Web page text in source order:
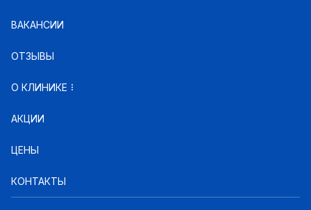
ВАКАНСИИ
ОТЗЫВЫ
О КЛИНИКЕ
АКЦИИ
ЦЕНЫ
КОНТАКТЫ